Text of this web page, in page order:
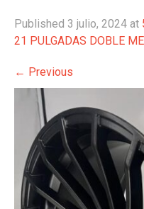
Published 3 julio, 2024 at
21 PULGADAS DOBLE
← Previous